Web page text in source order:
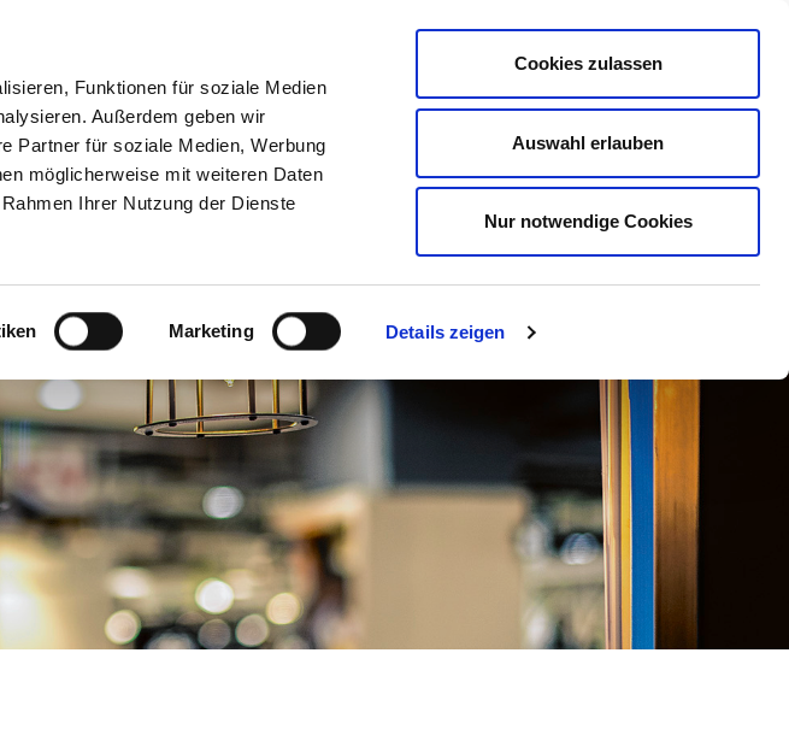
Funktionen für soziale Medien
Außerdem geben wir
Partner für soziale Medien, Werbung
möglicherweise mit weiteren Daten
Ihrer Nutzung der Dienste
Marketing Details zeigen
Cookies zulassen
Auswahl erlauben
Nur notwendige Cookies
SPAREN & PARTNER BERATEN AUSZEICHNEN